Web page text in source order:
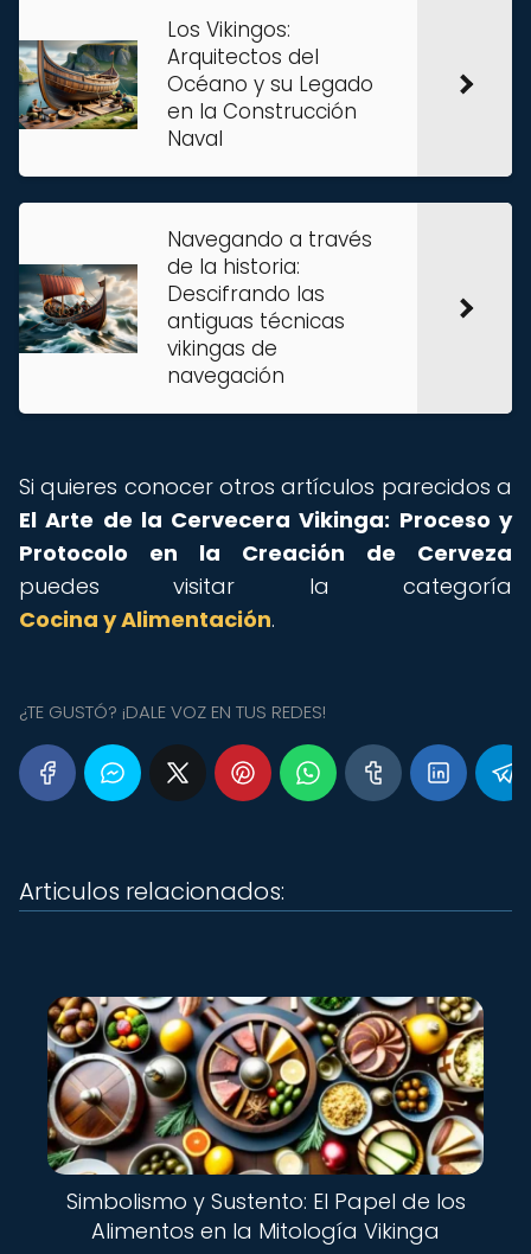
Los Vikingos:
Arquitectos del
Océano y su Legado
en la Construcción
Naval
Navegando a través
de la historia:
Descifrando las
antiguas técnicas
vikingas de
navegación
Si quieres conocer otros artículos parecidos a
El Arte de la Cervecera Vikinga: Proceso y
Protocolo en la Creación de Cerveza
puedes visitar la categoría
Cocina y Alimentación.
¿TE GUSTÓ? ¡DALE VOZ EN TUS REDES!
Articulos relacionados:
Simbolismo y Sustento: El Papel de los
Alimentos en la Mitología Vikinga